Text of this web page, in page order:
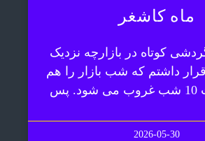
ماه کاشغر
کوتاه در بازارچه نزدیک
داشتم که شب بازار را هم
پس
2026-05-30